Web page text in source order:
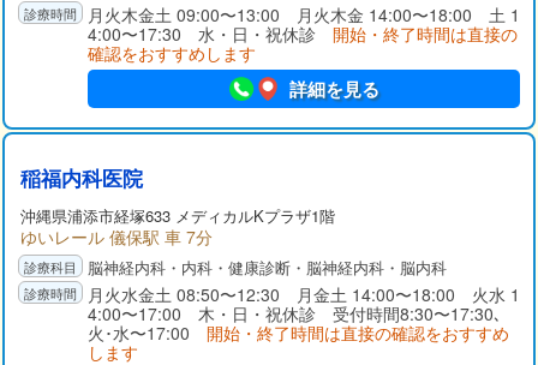
月火木金土 09:00〜13:00 月火木金 14:00〜18:00 土 1
4:00〜17:30 水・日・祝休診 開始・終了時間は直接の
確認をおすすめします
詳細を見る
稲福内科医院
沖縄県浦添市経塚633 メディカルKプラザ1階
ゆいレール 儀保駅 車 7分
脳神経内科・内科・健康診断・脳神経内科・脳内科
月火水金土 08:50〜12:30 月金土 14:00〜18:00 火水 1
4:00〜17:00 木・日・祝休診 受付時間8:30〜17:30､
火･水〜17:00 開始・終了時間は直接の確認をおすすめ
します